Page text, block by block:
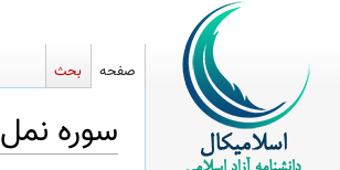
سوره نمل
صفحه بحث